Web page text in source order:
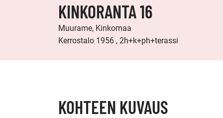
KINKORANTA 16
Muurame, Kinkomaa
Kerrostalo 1956 , 2h+k+ph+terassi
KOHTEEN KUVAUS